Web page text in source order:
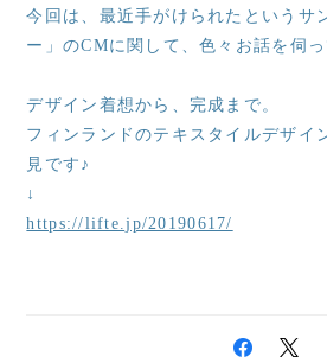
今回は、最近手がけられたというサ
ー」のCMに関して、色々お話を伺っ
デザイン着想から、完成まで。
フィンランドのテキスタイルデザイ
見です♪
↓
https://lifte.jp/20190617/